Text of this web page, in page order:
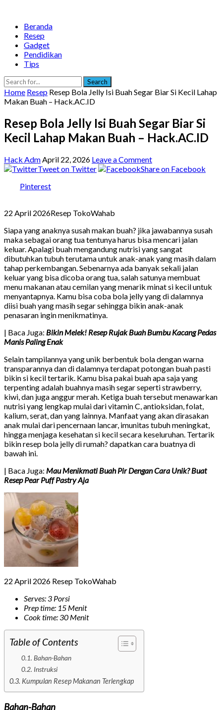
Beranda
Resep
Gadget
Pendidikan
Tips
Search
Home Resep Resep Bola Jelly Isi Buah Segar Biar Si Kecil Lahap
Makan Buah – Hack.AC.ID
Resep Bola Jelly Isi Buah Segar Biar Si
Kecil Lahap Makan Buah – Hack.AC.ID
Hack AdmApril 22, 2026 Leave a Comment
Tweet on Twitter
Share on Facebook
Pinterest
22 April 2026Resep TokoWahab
Siapa yang anaknya susah makan buah? jika jawabannya susah
maka sebagai orang tua tentunya harus bisa mencari jalan
keluar. Apalagi buah mengandung nutrisi yang sangat
dibutuhkan tubuh terutama untuk anak-anak yang masih dalam
tahap perkembangan. Sebenarnya ada banyak sekali jalan
keluar yang bisa dicoba orang tua, salah satunya membuat
menu makanan atau cemilan yang menarik minat si kecil untuk
menyantapnya. Kamu bisa coba bola jelly yang di dalamnya
diisi buah yang masih segar sehingga bikin anak-anak
penasaran ingin menikmatinya.
| Baca Juga: Bikin Melek! Resep Rujak Buah Bumbu Kacang Pedas
Manis Paling Enak
Selain tampilannya yang unik berbentuk bola dengan warna
transparannya dan di dalamnya terdapat potongan buah pasti
bikin si kecil tertarik. Kamu bisa pakai buah apa saja yang
terpenting adalah buahnya masih segar seperti strawberry,
kiwi, dan juga anggur merah. Ketiga buah tersebut menawarkan
nutrisi yang lengkap mulai dari vitamin C, antioksidan, folat,
kalium, serat, dan yang lainnya. Manfaat yang akan dirasakan
anak mulai dari pencernaan lancar, imunitas tubuh meningkat,
hingga menjaga kesehatan si kecil secara keseluruhan. Tertarik
bikin resep bola jelly di rumah? dapatkan cara buatnya di
bawah ini.
| Baca Juga: Mau Menikmati Buah Pir Dengan Cara Unik? Buat
Resep Pear Puff Pastry Aja
22 April 2026 Resep TokoWahab
Serves: 3 Porsi
Prep time: 15 Menit
Cook time: 30 Menit
Table of Contents
Bahan-Bahan
Instruksi
Kumpulan Resep Makanan Terlengkap
Bahan-Bahan